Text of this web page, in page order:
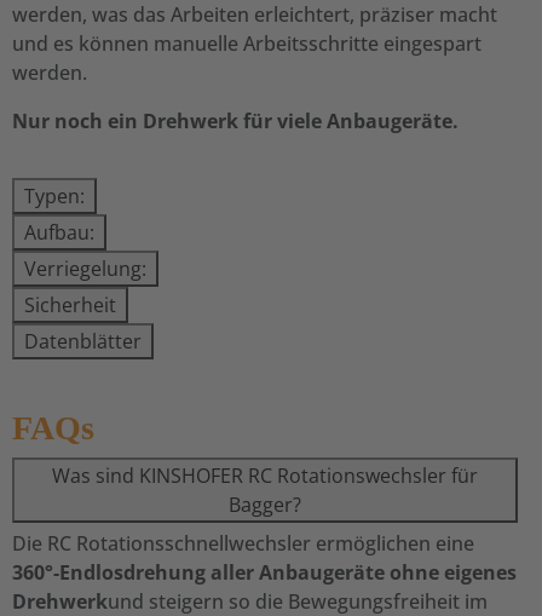
werden, was das Arbeiten erleichtert, präziser macht
und es können manuelle Arbeitsschritte eingespart
werden.
Nur noch ein Drehwerk für viele Anbaugeräte.
Typen:
Aufbau:
Verriegelung:
Sicherheit
Datenblätter
FAQs
Was sind KINSHOFER RC Rotationswechsler für
Bagger?
Die RC Rotationsschnellwechsler ermöglichen eine
360°-Endlosdrehung aller Anbaugeräte ohne eigenes
Drehwerkund steigern so die Bewegungsfreiheit im